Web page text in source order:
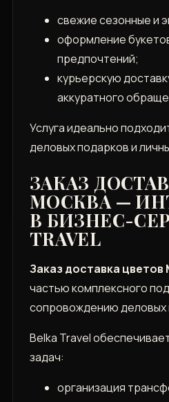
свежие сезонные и
оформление
предпочтений;
курьерскую
аккуратного
Услуга идеально
деловых подарков и
ЗАКАЗ
МОСКВА —
В БИЗНЕС-
TRAVEL
Заказ доставка цветов
частью комплексного
сопровождению деловых
Belka Travel
задач:
организация